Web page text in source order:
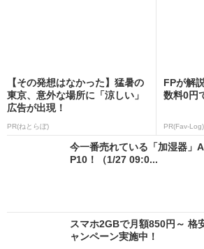
【その発想はなかった】猛暑の
東京、意外な場所に「涼しい」
広告が出現！
PR(ねとらぼ)
FPが解
数料0円
PR(Fav-Log)
今一番売れている「加湿器」
P10！（1/27 09:0...
スマホ2GBで月額850円～ 格
ャンペーン実施中！